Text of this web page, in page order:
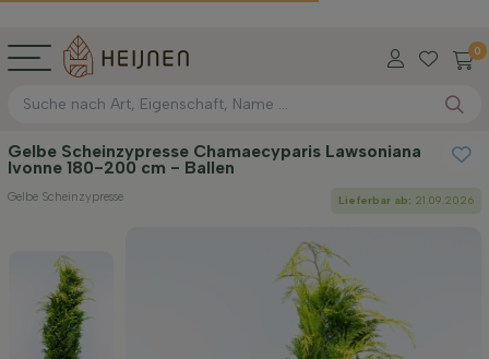
0
Gelbe Scheinzypresse Chamaecyparis Lawsoniana
Ivonne 180-200 cm - Ballen
Gelbe Scheinzypresse Lieferbar ab: 21.09.2026